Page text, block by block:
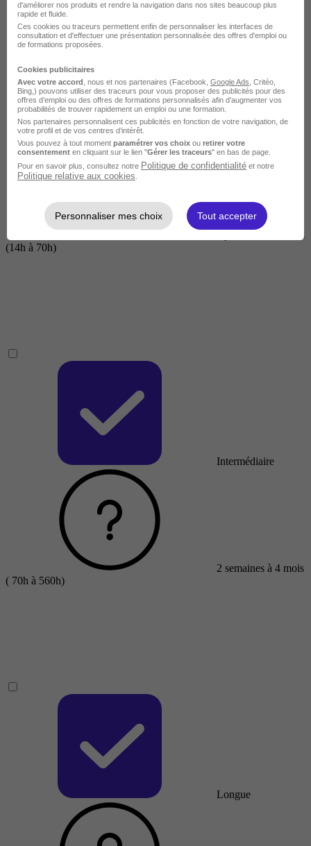
Courte
2 jours à 2 semaines
(14h à 70h)
Intermédiaire
2 semaines à 4 mois
( 70h à 560h)
Longue
d'améliorer nos produits et rendre la navigation dans nos sites beaucoup plus
rapide et fluide.
Ces cookies ou traceurs permettent enfin de personnaliser les interfaces de
consultation et d'effectuer une présentation personnalisée des offres d'emploi ou
de formations proposées.
Cookies publicitaires
Avec votre accord , nous et nos partenaires (Facebook, Google Ads , Critéo,
Bing,) pouvons utiliser des traceurs pour vous proposer des publicités pour des
offres d’emploi ou des offres de formations personnalisés afin d’augmenter vos
probabilités de trouver rapidement un emploi ou une formation.
Nos partenaires personnalisent ces publicités en fonction de votre navigation, de
votre profil et de vos centres d’intérêt.
Vous pouvez à tout moment paramétrer vos choix ou retirer votre
consentement en cliquant sur le lien "Gérer les traceurs" en bas de page.
Pour en savoir plus, consultez notre Politique de confidentialité et notre
Politique relative aux cookies
Personnaliser mes choix Tout accepter